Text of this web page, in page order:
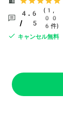
4.6
/ 5
(1,
00
6件)
キャンセル無料